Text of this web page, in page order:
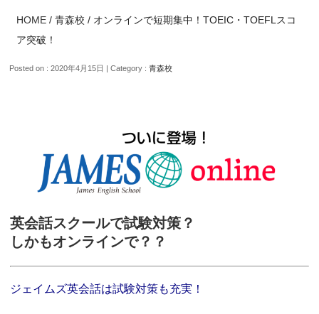
HOME /青森校 / オンラインで短期集中！TOEIC・TOEFLスコ
ア突破！
Posted on : 2020年4月15日 | Category :青森校
英会話スクールで試験対策？
しかもオンラインで？？
ジェイムズ英会話は試験対策も充実！